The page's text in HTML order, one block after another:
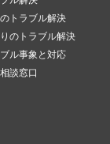
トラブル解決
のトラブル解決
ル事象と対応
談窓口